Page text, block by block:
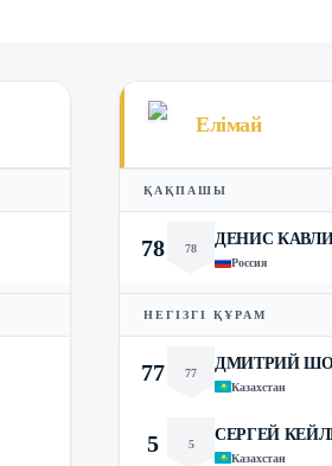
Елімай
ҚАҚПАШЫ
78 78
ДЕНИС
Россия
НЕГІЗГІ ҚҰРАМ
77 77
ДМИТРИЙ
Казахстан
5 5
СЕРГЕЙ
Казахстан